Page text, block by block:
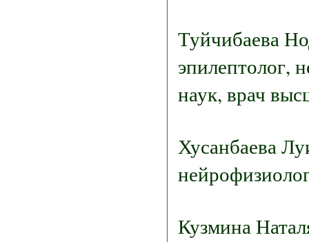
Туйчибаева
эпилептолог,
наук, врач
Хусанбаева
Кузмина